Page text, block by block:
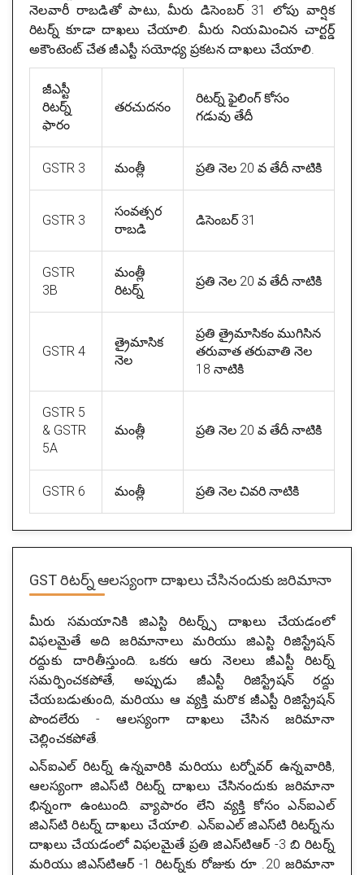
నెలవారీ రాబడితో పాటు, మీరు డిసెంబర్ 31 లోపు వార్షిక
రిటర్న్ కూడా దాఖలు చేయాలి. మీరు నియమించిన చార్టర్డ్
అకౌంటెంట్ చేత జీఎస్టీ సయోధ్య ప్రకటన దాఖలు చేయాలి.
జీఎస్టీ
రిటర్న్
ఫారం
తరచుదనం
రిటర్న్ ఫైలింగ్ కోసం
గడువు తేదీ
GSTR 3 మంత్లీ ప్రతి నెల 20 వ తేదీ నాటికి
GSTR 3
సంవత్సర
రాబడి
డిసెంబర్ 31
GSTR
3B
మంత్లీ
రిటర్న్
ప్రతి నెల 20 వ తేదీ నాటికి
GSTR 4
త్రైమాసిక
నెల
ప్రతి త్రైమాసికం ముగిసిన
తరువాత తరువాతి నెల
18 నాటికి
GSTR 5
& GSTR
5A
మంత్లీ ప్రతి నెల 20 వ తేదీ నాటికి
GSTR 6 మంత్లీ ప్రతి నెల చివరి నాటికి
GST రిటర్న్ ఆలస్యంగా దాఖలు చేసినందుకు జరిమానా
మీరు సమయానికి జిఎస్టి రిటర్న్స్ దాఖలు చేయడంలో
విఫలమైతే అది జరిమానాలు మరియు జిఎస్టి రిజిస్ట్రేషన్
రద్దుకు దారితీస్తుంది. ఒకరు ఆరు నెలలు జీఎస్టీ రిటర్న్
సమర్పించకపోతే, అప్పుడు జీఎస్టీ రిజిస్ట్రేషన్ రద్దు
చేయబడుతుంది, మరియు ఆ వ్యక్తి మరొక జీఎస్టీ రిజిస్ట్రేషన్
పొందలేరు - ఆలస్యంగా దాఖలు చేసిన జరిమానా
చెల్లించకపోతే.
ఎన్‌ఐఎల్ రిటర్న్ ఉన్నవారికి మరియు టర్నోవర్ ఉన్నవారికి,
ఆలస్యంగా జిఎస్‌టి రిటర్న్ దాఖలు చేసినందుకు జరిమానా
భిన్నంగా ఉంటుంది. వ్యాపారం లేని వ్యక్తి కోసం ఎన్‌ఐఎల్
జిఎస్‌టి రిటర్న్ దాఖలు చేయాలి. ఎన్‌ఐఎల్ జిఎస్‌టి రిటర్న్‌ను
దాఖలు చేయడంలో విఫలమైతే ప్రతి జిఎస్‌టిఆర్ -3 బి రిటర్న్
మరియు జిఎస్‌టిఆర్ -1 రిటర్న్‌కు రోజుకు రూ .20 జరిమానా